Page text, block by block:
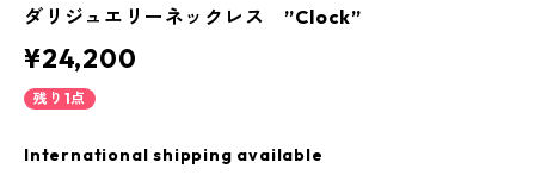
ダリジュエリーネックレス ”Clock”
¥24,200
残り1点
International shipping available